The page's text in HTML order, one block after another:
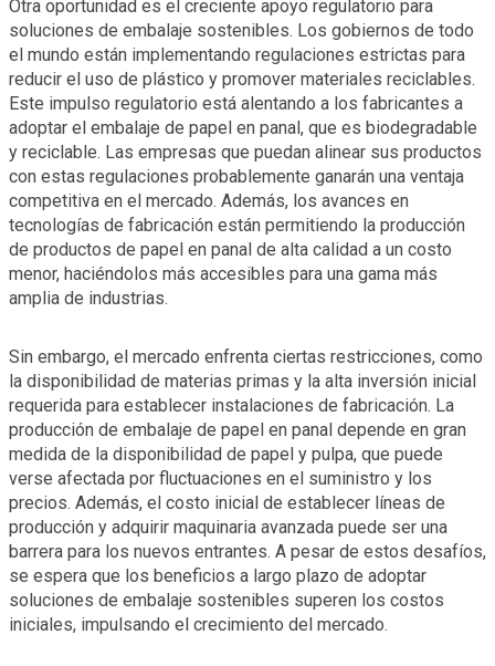
Otra oportunidad es el creciente apoyo regulatorio para
soluciones de embalaje sostenibles. Los gobiernos de todo
el mundo están implementando regulaciones estrictas para
reducir el uso de plástico y promover materiales reciclables.
Este impulso regulatorio está alentando a los fabricantes a
adoptar el embalaje de papel en panal, que es biodegradable
y reciclable. Las empresas que puedan alinear sus productos
con estas regulaciones probablemente ganarán una ventaja
competitiva en el mercado. Además, los avances en
tecnologías de fabricación están permitiendo la producción
de productos de papel en panal de alta calidad a un costo
menor, haciéndolos más accesibles para una gama más
amplia de industrias.
Sin embargo, el mercado enfrenta ciertas restricciones, como
la disponibilidad de materias primas y la alta inversión inicial
requerida para establecer instalaciones de fabricación. La
producción de embalaje de papel en panal depende en gran
medida de la disponibilidad de papel y pulpa, que puede
verse afectada por fluctuaciones en el suministro y los
precios. Además, el costo inicial de establecer líneas de
producción y adquirir maquinaria avanzada puede ser una
barrera para los nuevos entrantes. A pesar de estos desafíos,
se espera que los beneficios a largo plazo de adoptar
soluciones de embalaje sostenibles superen los costos
iniciales, impulsando el crecimiento del mercado.